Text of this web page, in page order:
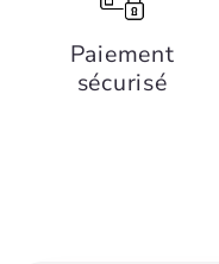
Paiement
sécurisé